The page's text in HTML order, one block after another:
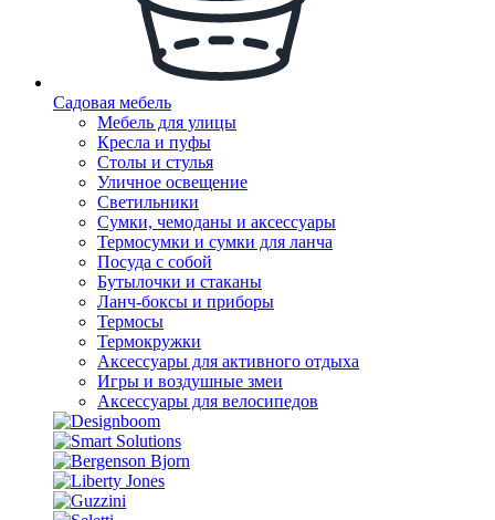
Садовая мебель
Мебель для улицы
Кресла и пуфы
Столы и стулья
Уличное освещение
Светильники
Сумки, чемоданы и аксессуары
Термосумки и сумки для ланча
Посуда с собой
Бутылочки и стаканы
Ланч-боксы и приборы
Термосы
Термокружки
Аксессуары для активного отдыха
Игры и воздушные змеи
Аксессуары для велосипедов